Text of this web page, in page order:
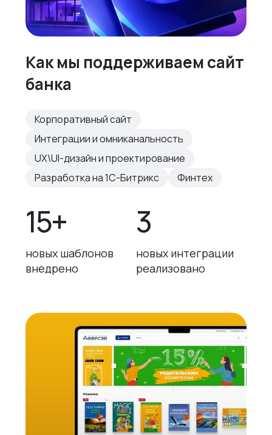
Как мы поддерживаем сайт
банка
Корпоративный сайт
Интеграции и омниканальность
UX\UI-дизайн и проектирование
Разработка на 1С-Битрикс
Финтех
15+
новых шаблонов
внедрено
3
новых интеграции
реализовано